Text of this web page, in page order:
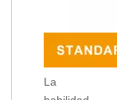
La